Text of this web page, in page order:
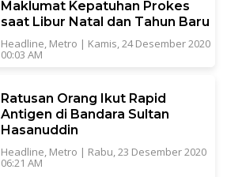
Maklumat Kepatuhan Prokes
saat Libur Natal dan Tahun Baru
Headline Metro | Kamis, 24 Desember 2020
00:03 AM
Ratusan Orang Ikut Rapid
Antigen di Bandara Sultan
Hasanuddin
Headline, Metro | Rabu, 23 Desember 2020
06:21 AM